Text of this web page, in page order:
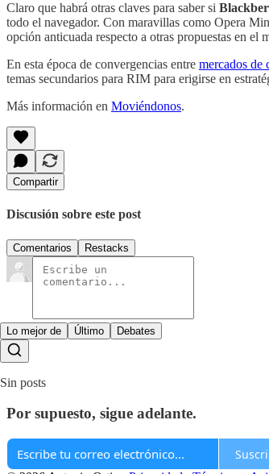
Claro que habrá otras claves para saber si
todo el navegador. Con maravillas como Opera
opción anticuada respecto a otras propuestas en
En esta época de convergencias entre mercados de
temas secundarios para RIM para erigirse en
Más información en Moviéndonos.
Compartir
Discusión sobre este post
Comentarios Restacks
Lo mejor de Último Debates
Sin posts
Por supuesto, sigue adelante.